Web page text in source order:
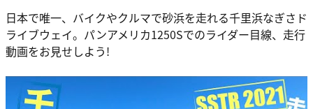
日本で唯一、バイクやクルマで砂浜を走れる千里浜なぎさド
ライブウェイ。パンアメリカ1250Sでのライダー目線、走行
動画をお見せしよう!